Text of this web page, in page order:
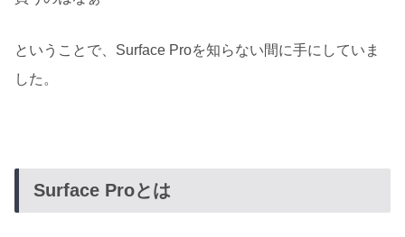
ということで、Surface Proを知らない間に手にしていま
した。
Surface Proとは